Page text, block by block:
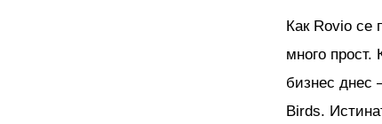
Как Rovio се
много прост.
бизнес днес
Birds.